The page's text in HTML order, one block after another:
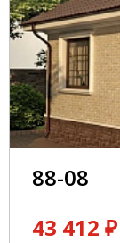
88-08
43 412 ₽